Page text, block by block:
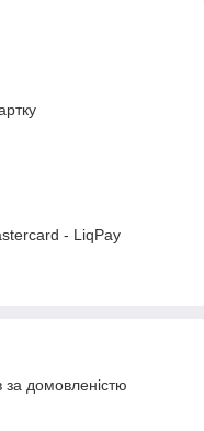
- LiqPay
домовленістю